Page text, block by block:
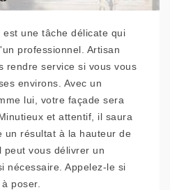
une tâche délicate qui
professionnel. Artisan
rendre service si vous vous
environs. Avec un
lui, votre façade sera
et attentif, il saura
un résultat à la hauteur de
vous délivrer un
nécessaire. Appelez-le si
poser.